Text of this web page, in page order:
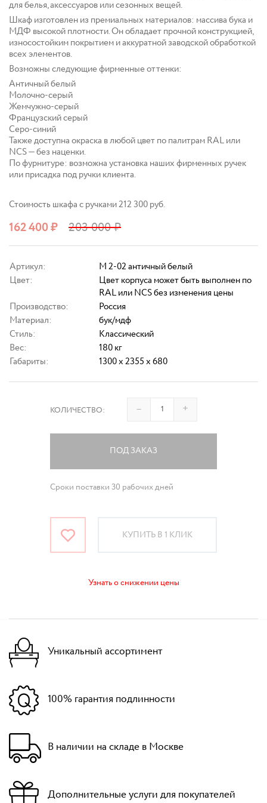
для белья, аксессуаров или сезонных вещей.
Шкаф изготовлен из премиальных материалов: массива бука и
МДФ высокой плотности. Он обладает прочной конструкцией,
износостойким покрытием и аккуратной заводской обработкой
всех элементов.
Возможны следующие фирменные оттенки:
Античный белый
Молочно-серый
Жемчужно-серый
Французский серый
Серо-синий
Также доступна окраска в любой цвет по палитрам RAL или
NCS — без наценки.
По фурнитуре: возможна установка наших фирменных ручек
или присадка под ручки клиента.
Стоимость шкафа с ручками 212 300 руб.
162 400₽ 203 000₽
Артикул:
M 2-02 античный белый
Цвет:
Цвет корпуса может быть выполнен по
RAL или NCS без изменения цены
Производство:
Россия
Материал:
бук/мдф
Стиль:
Классический
Вес:
180 кг
Габариты:
1300 x 2355 x 680
КОЛИЧЕСТВО: – +
ПОД ЗАКАЗ
Сроки поставки 30 рабочих дней
КУПИТЬ В 1 КЛИК
Узнать о снижении цены
Уникальный ассортимент
100% гарантия подлинности
В наличии на складе в Москве
Дополнительные услуги для покупателей